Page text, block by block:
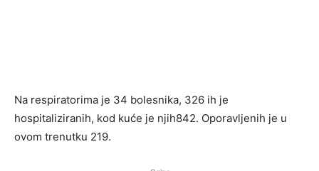
Na respiratorima je 34 bolesnika, 326 ih je
hospitaliziranih, kod kuće je njih842. Oporavljenih je u
ovom trenutku 219.